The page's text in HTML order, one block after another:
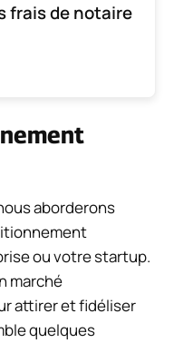
frais de notaire
aborderons
ou votre startup.
marché
attirer et fidéliser
quelques